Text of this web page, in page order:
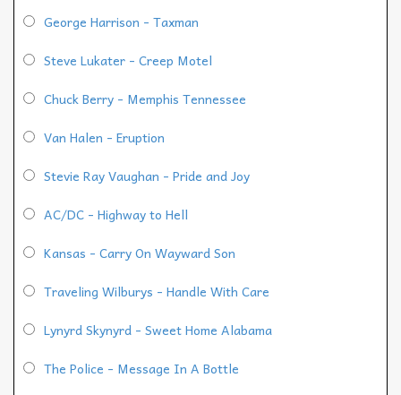
George Harrison - Taxman
Steve Lukater - Creep Motel
Chuck Berry - Memphis Tennessee
Van Halen - Eruption
Stevie Ray Vaughan - Pride and Joy
AC/DC - Highway to Hell
Kansas - Carry On Wayward Son
Traveling Wilburys - Handle With Care
Lynyrd Skynyrd - Sweet Home Alabama
The Police - Message In A Bottle